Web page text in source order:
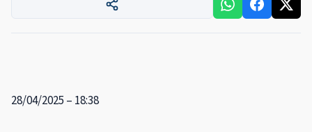
28/04/2025 – 18:38